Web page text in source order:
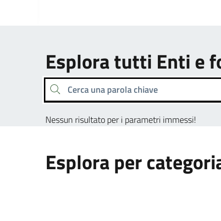
Esplora tutti Enti e
Cerca una parola chiave
Nessun risultato per i parametri immessi!
Esplora per